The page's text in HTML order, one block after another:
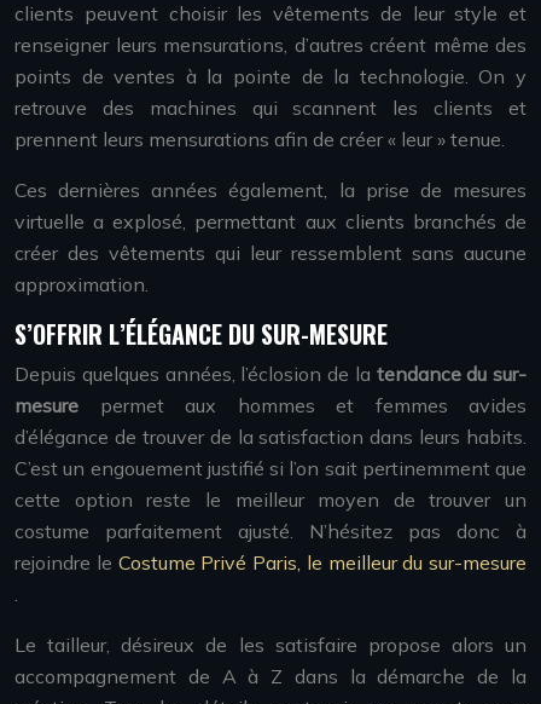
clients peuvent choisir les vêtements de leur style et
renseigner leurs mensurations, d’autres créent même des
points de ventes à la pointe de la technologie. On y
retrouve des machines qui scannent les clients et
prennent leurs mensurations afin de créer « leur » tenue.
Ces dernières années également, la prise de mesures
virtuelle a explosé, permettant aux clients branchés de
créer des vêtements qui leur ressemblent sans aucune
approximation.
S’OFFRIR L’ÉLÉGANCE DU SUR-MESURE
Depuis quelques années, l’éclosion de la tendance du sur-
mesure permet aux hommes et femmes avides
d’élégance de trouver de la satisfaction dans leurs habits.
C’est un engouement justifié si l’on sait pertinemment que
cette option reste le meilleur moyen de trouver un
costume parfaitement ajusté. N’hésitez pas donc à
rejoindre le Costume Privé Paris, le meilleur du sur-mesure
.
Le tailleur, désireux de les satisfaire propose alors un
accompagnement de A à Z dans la démarche de la